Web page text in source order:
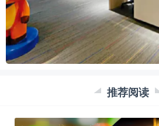
推荐阅读